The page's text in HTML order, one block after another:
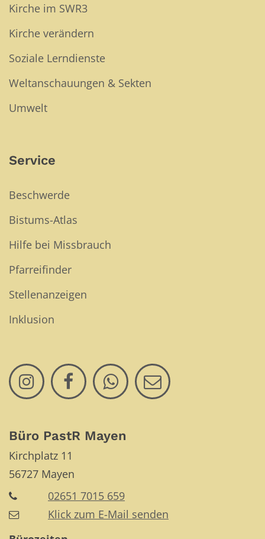
Kirche im SWR3
Kirche verändern
Soziale Lerndienste
Weltanschauungen & Sekten
Umwelt
Service
Beschwerde
Bistums-Atlas
Hilfe bei Missbrauch
Pfarreifinder
Stellenanzeigen
Inklusion
Büro PastR Mayen
Kirchplatz 11
56727 Mayen
02651 7015 659
Klick zum E-Mail senden